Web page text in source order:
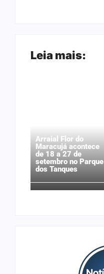
Leia mais:
Arraial Flor do
Maracujá acontece
de 18 a 27 de
setembro no Parque
dos Tanques